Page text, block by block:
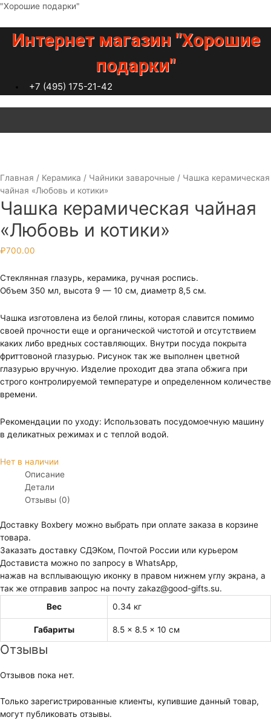
Перейти
"Хорошие подарки"
Интернет магазин "Хорошие
подарки"
+7 (495) 175-21-42
Главная / Керамика / Чайники заварочные / Чашка керамическая
чайная «Любовь и котики»
Чашка керамическая чайная
«Любовь и котики»
₽700.00
Стеклянная глазурь, керамика, ручная роспись.
Объем 350 мл, высота 9 — 10 см, диаметр 8,5 см.
Чашка изготовлена из белой глины, которая славится помимо
своей прочности еще и органической чистотой и отсутствием
каких либо вредных составляющих. Внутри посуда покрыта
фриттовоной глазурью. Рисунок так же выполнен цветной
глазурью вручную. Изделие проходит два этапа обжига при
строго контролируемой температуре и определенном количестве
времени.
Рекомендации по уходу: Использовать посудомоечную машину
в деликатных режимах и с теплой водой.
Нет в наличии
Описание
Детали
Отзывы (0)
Доставку Boxbery можно выбрать при оплате заказа в корзине
товара.
Заказать доставку СДЭКом, Почтой России или курьером
Достависта можно по запросу в WhatsApp,
нажав на всплывающую иконку в правом нижнем углу экрана, а
так же отправив запрос на почту zakaz@good-gifts.su.
Вес
0.34 кг
Габариты 8.5 × 8.5 × 10 см
Отзывы
Отзывов пока нет.
Только зарегистрированные клиенты, купившие данный товар,
могут публиковать отзывы.